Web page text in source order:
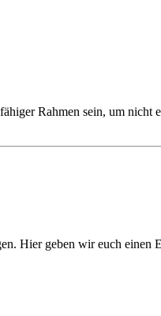
Rahmen sein, um nicht
Hier geben wir euch einen